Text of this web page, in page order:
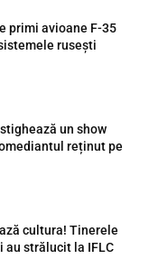
primi avioane F-35
rusești
un show
reținut pe
cultura! Tinerele
au strălucit la IFLC